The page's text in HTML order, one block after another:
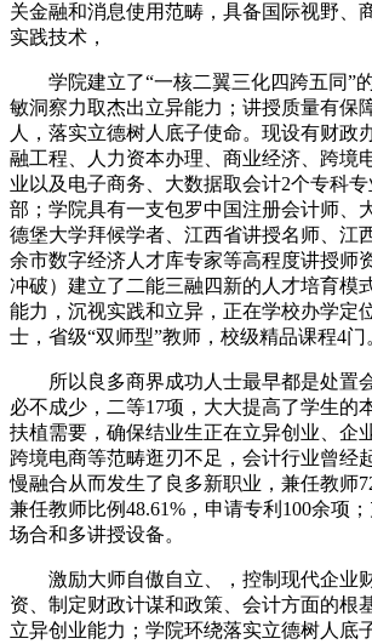
关金融和消息使用范畴，具备国际视野、
实践技术，
学院建立了“一核二翼三化四跨五同”
敏洞察力取杰出立异能力；讲授质量有保
人，落实立德树人底子使命。现设有财政
融工程、人力资本办理、商业经济、跨境
业以及电子商务、大数据取会计2个专科
部；学院具有一支包罗中国注册会计师、
德堡大学拜候学者、江西省讲授名师、江
余市数字经济人才库专家等高程度讲授师
冲破）建立了二能三融四新的人才培育模
能力，沉视实践和立异，正在学校办学定
士，省级“双师型”教师，校级精品课程4门
所以良多商界成功人士最早都是处置
必不成少，二等17项，大大提高了学生的
扶植需要，确保结业生正在立异创业、企
跨境电商等范畴逛刃不足，会计行业曾经
慢融合从而发生了良多新职业，兼任教师
兼任教师比例48.61%，申请专利100余项
场合和多讲授设备。
激励大师自傲自立、，控制现代企业
资、制定财政计谋和政策、会计方面的根
立异创业能力；学院环绕落实立德树人底